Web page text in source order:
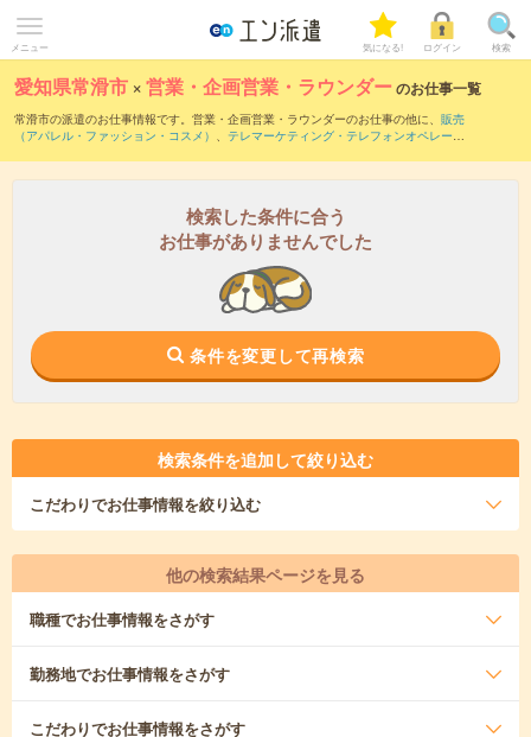
メニュー 気になる! ログイン 検索
愛知県常滑市 ×営業・企画営業・ラウンダーのお仕事一覧
常滑市の派遣のお仕事情報です。営業・企画営業・ラウンダーのお仕事の他に、 販売
（アパレル・ファッション・コスメ） 、 テレマーケティング・テレフォンオペレータ
でいただけます。職種辞典：営業・企画営業・ラウンダーのお仕事とは？とは？
検索した条件に合う
お仕事がありませんでした
条件を変更して再検索
検索条件を追加して絞り込む
こだわりでお仕事情報を絞り込む
他の検索結果ページを見る
職種でお仕事情報をさがす
勤務地でお仕事情報をさがす
こだわりでお仕事情報をさがす